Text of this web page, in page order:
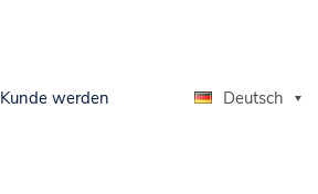
Kunde werden Deutsch